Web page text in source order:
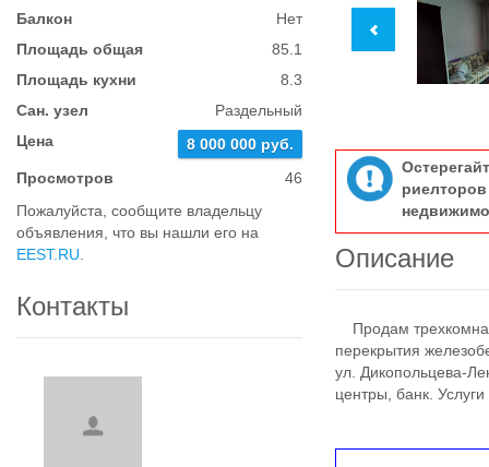
Балкон
Нет
Площадь общая
85.1
Площадь кухни
8.3
Сан. узел
Раздельный
Цена
8 000 000 руб.
Просмотров
46
Пожалуйста, сообщите владельцу
объявления, что вы нашли его на
EEST.RU
Контакты
Описание
Продам
перекрытия
ул. Дикопольцева-
центры, банк.